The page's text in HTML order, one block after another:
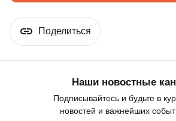
Поделиться
Наши новостные
Подписывайтесь и будьте в
новостей и важнейших